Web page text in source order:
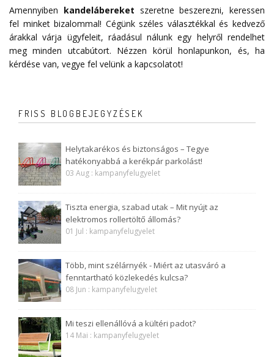
Amennyiben kandelábereket szeretne beszerezni, keressen
fel minket bizalommal! Cégünk széles választékkal és kedvező
árakkal várja ügyfeleit, ráadásul nálunk egy helyről rendelhet
meg minden utcabútort. Nézzen körül honlapunkon, és, ha
kérdése van, vegye fel velünk a kapcsolatot!
FRISS BLOGBEJEGYZÉSEK
Helytakarékos és biztonságos – Tegye
hatékonyabbá a kerékpár parkolást!
03 Aug : kampanyfelugyelet
Tiszta energia, szabad utak – Mit nyújt az
elektromos rollertöltő állomás?
01 Jul : kampanyfelugyelet
Több, mint szélárnyék - Miért az utasváró a
fenntartható közlekedés kulcsa?
08 Jun : kampanyfelugyelet
Mi teszi ellenállóvá a kültéri padot?
14 Mai : kampanyfelugyelet